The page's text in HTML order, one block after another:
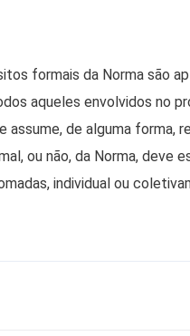
formais da Norma são
aqueles envolvidos no
assume, de alguma forma,
ou não, da Norma, deve
individual ou